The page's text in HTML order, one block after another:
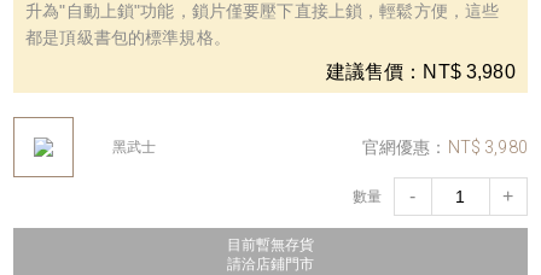
升為"自動上鎖"功能，鎖片僅要壓下直接上鎖，輕鬆方便，這些
都是頂級書包的標準規格。
建議售價：NT$ 3,980
黑武士 官網優惠： NT$ 3,980
數量 - +
目前暫無存貨
請洽店鋪門市